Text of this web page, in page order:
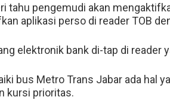
tahu pengemudi akan
aplikasi perso di reader TOB
elektronik bank di-tap di reader
bus Metro Trans Jabar ada hal
kursi prioritas.